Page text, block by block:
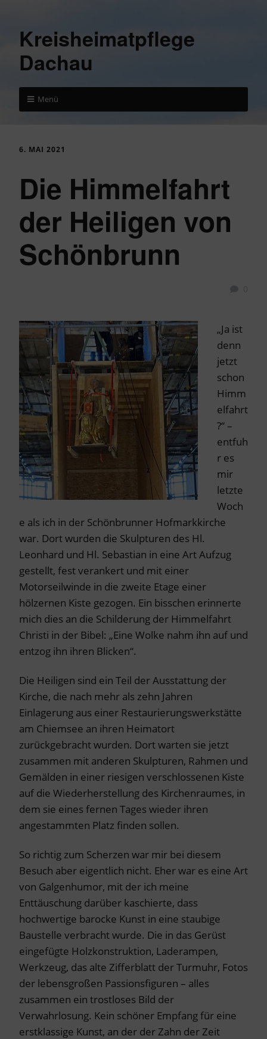
Kreisheimatpflege
Dachau
Menü
6. MAI 2021
Die Himmelfahrt
der Heiligen von
Schönbrunn
„Ja ist
denn
jetzt
schon
Himm
elfahrt
?“ –
entfuh
r es
mir
letzte
Woch
e als ich in der Schönbrunner Hofmarkkirche
war. Dort wurden die Skulpturen des Hl.
Leonhard und Hl. Sebastian in eine Art Aufzug
gestellt, fest verankert und mit einer
Motorseilwinde in die zweite Etage einer
hölzernen Kiste gezogen. Ein bisschen erinnerte
mich dies an die Schilderung der Himmelfahrt
Christi in der Bibel: „Eine Wolke nahm ihn auf und
entzog ihn ihren Blicken“.
Die Heiligen sind ein Teil der Ausstattung der
Kirche, die nach mehr als zehn Jahren
Einlagerung aus einer Restaurierungswerkstätte
am Chiemsee an ihren Heimatort
zurückgebracht wurden. Dort warten sie jetzt
zusammen mit anderen Skulpturen, Rahmen und
Gemälden in einer riesigen verschlossenen Kiste
auf die Wiederherstellung des Kirchenraumes, in
dem sie eines fernen Tages wieder ihren
angestammten Platz finden sollen.
So richtig zum Scherzen war mir bei diesem
Besuch aber eigentlich nicht. Eher war es eine Art
von Galgenhumor, mit der ich meine
Enttäuschung darüber kaschierte, dass
hochwertige barocke Kunst in eine staubige
Baustelle verbracht wurde. Die in das Gerüst
eingefügte Holzkonstruktion, Laderampen,
Werkzeug, das alte Zifferblatt der Turmuhr, Fotos
der lebensgroßen Passionsfiguren – alles
zusammen ein trostloses Bild der
Verwahrlosung. Kein schöner Empfang für eine
erstklassige Kunst, an der der Zahn der Zeit